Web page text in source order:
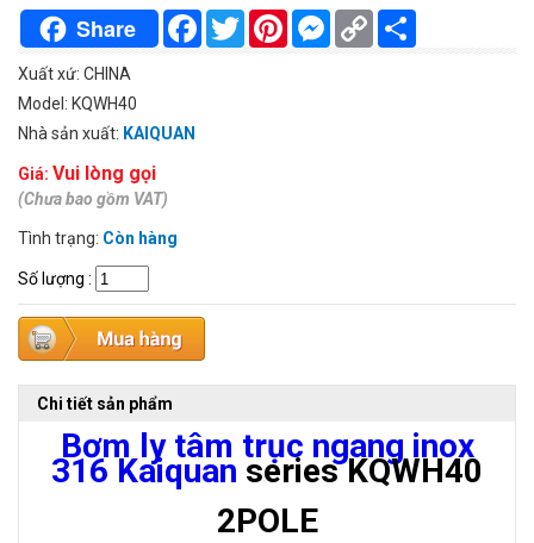
Share FacebookTwitterPinterestMessenger
Copy
Link
Xuất xứ: CHINA
Model: KQWH40
Nhà sản xuất: KAIQUAN
Giá: Vui lòng gọi
(Chưa bao gồm VAT)
Tình trạng: Còn hàng
Số lượng :
Chi tiết sản phẩm
Bơm ly tâm trục ngang inox
316 Kaiquan series KQWH40
2POLE